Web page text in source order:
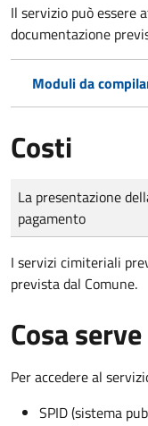
Il servizio può
documentazione
Moduli da
Costi
Tipo di pagamento
Importo
La presentazione
pagamento
I servizi cimiteriali
prevista dal Comune.
Cosa serve
Per accedere al
SPID (sistema